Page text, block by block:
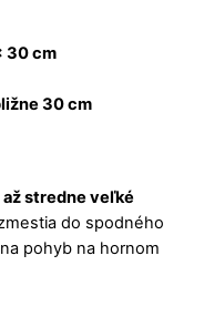
30 cm
30 cm
stredne veľké
do spodného
pohyb na hornom